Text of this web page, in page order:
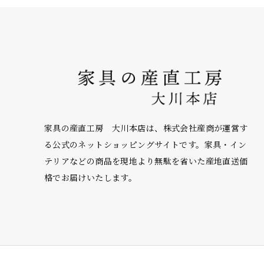
家具の産直工房 大川本店は、株式会社産商が運営す
る公式のネットショッピングサイトです。家具・イン
テリアなどの商品を現地より無駄を省いた産地直送価
格でお届けいたします。